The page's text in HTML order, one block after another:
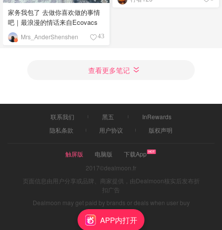
家务我包了 去做你喜欢做的事情
吧｜最浪漫的情话来自Ecovacs
Mrs_AnderShenshen 43
查看更多笔记
APP内打开
联系我们 黑五
InRewards
隐私条款
用户协议 版权声明
触屏版 电脑版
下载App
2017©dealmoon.fr
页面信息由用户分享或品牌、商家提供，由Dealmoon核实后发布折
扣广告
Dealmoon may get paid by brands or deals when user buy
through links